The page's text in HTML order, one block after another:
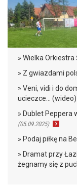
» Wielka
» Z gwiazdami
» Veni, vidi i do
ucieczce… (wideo)
» Dublet Peppera
(05.09.2025)
» Podaj piłkę na
» Dramat przy
żegnamy się z